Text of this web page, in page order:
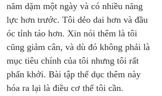
năm dặm một ngày và có nhiều năng
lực hơn trước. Tôi dẻo dai hơn và đầu
óc tỉnh táo hơn. Xin nói thêm là tôi
cũng giảm cân, và dù đó không phải là
mục tiêu chính của tôi nhưng tôi rất
phấn khởi. Bài tập thể dục thêm này
hóa ra lại là điều cơ thể tôi cần.